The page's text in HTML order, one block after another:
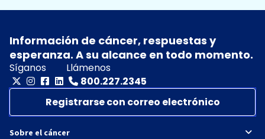
Información de cáncer, respuestas y
esperanza. A su alcance en todo momento.
Síganos
Llámenos
800.227.2345
Registrarse con correo electrónico
Sobre el cáncer